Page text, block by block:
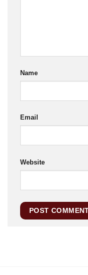
Name
Email
Website